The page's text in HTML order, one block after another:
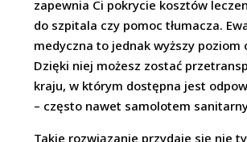
zapewnia Ci pokrycie kosztów
do szpitala czy pomoc tłumacza.
medyczna to jednak wyższy poziom
Dzięki niej możesz zostać
kraju, w którym dostępna jest
– często nawet samolotem
Takie rozwiązanie przydaje się nie